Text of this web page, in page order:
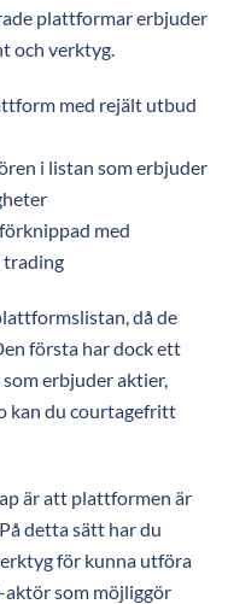
plattformar erbjuder
och verktyg.
med rejält utbud
i listan som erbjuder
med
trading
då de
första har dock ett
erbjuder aktier,
kan du courtagefritt
är att plattformen är
detta sätt har du
för kunna utföra
aktör som möjliggör